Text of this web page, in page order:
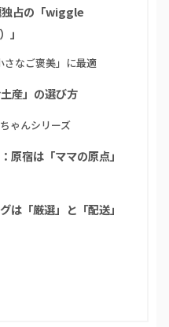
独占の「wiggle
」
さなご褒美」に最適
産」の選び方
ゃんシリーズ
原宿は「ママの原点」
は「厳選」と「配送」